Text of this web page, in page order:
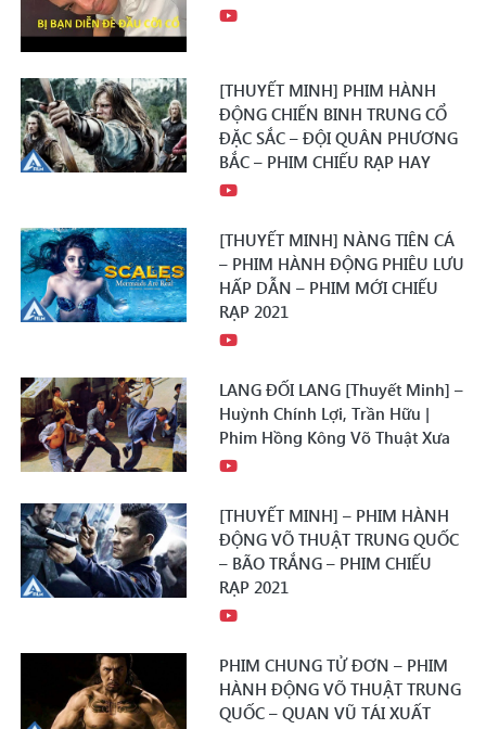
[THUYẾT MINH] PHIM HÀNH
ĐỘNG CHIẾN BINH TRUNG CỔ
ĐẶC SẮC – ĐỘI QUÂN PHƯƠNG
BẮC – PHIM CHIẾU RẠP HAY
[THUYẾT MINH] NÀNG TIÊN CÁ
– PHIM HÀNH ĐỘNG PHIÊU LƯU
HẤP DẪN – PHIM MỚI CHIẾU
RẠP 2021
LANG ĐỐI LANG [Thuyết Minh] –
Huỳnh Chính Lợi, Trần Hữu |
Phim Hồng Kông Võ Thuật Xưa
[THUYẾT MINH] – PHIM HÀNH
ĐỘNG VÕ THUẬT TRUNG QUỐC
– BÃO TRẮNG – PHIM CHIẾU
RẠP 2021
PHIM CHUNG TỬ ĐƠN – PHIM
HÀNH ĐỘNG VÕ THUẬT TRUNG
QUỐC – QUAN VŨ TÁI XUẤT